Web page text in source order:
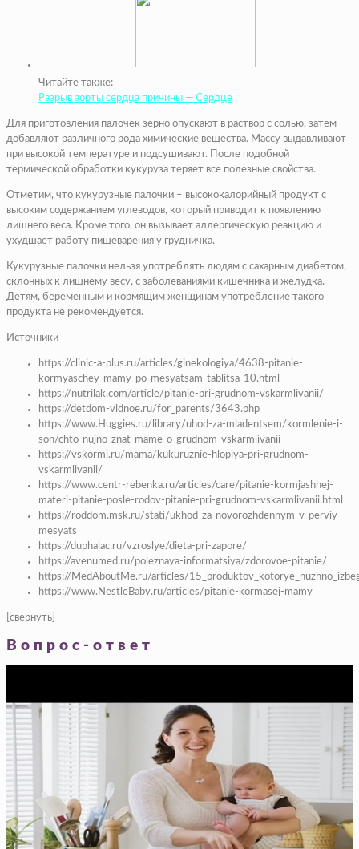
Читайте также:
Разрыв аорты сердца причины — Сердце
Для приготовления палочек зерно опускают в раствор с солью, затем
добавляют различного рода химические вещества. Массу выдавливают
при высокой температуре и подсушивают. После подобной
термической обработки кукуруза теряет все полезные свойства.
Отметим, что кукурузные палочки – высококалорийный продукт с
высоким содержанием углеводов, который приводит к появлению
лишнего веса. Кроме того, он вызывает аллергическую реакцию и
ухудшает работу пищеварения у грудничка.
Кукурузные палочки нельзя употреблять людям с сахарным диабетом,
склонных к лишнему весу, с заболеваниями кишечника и желудка.
Детям, беременным и кормящим женщинам употребление такого
продукта не рекомендуется.
Источники
https://clinic-a-plus.ru/articles/ginekologiya/4638-pitanie-
kormyaschey-mamy-po-mesyatsam-tablitsa-10.html
https://nutrilak.com/article/pitanie-pri-grudnom-vskarmlivanii/
https://detdom-vidnoe.ru/for_parents/3643.php
https://www.Huggies.ru/library/uhod-za-mladentsem/kormlenie-i-
son/chto-nujno-znat-mame-o-grudnom-vskarmlivanii
https://vskormi.ru/mama/kukuruznie-hlopiya-pri-grudnom-
vskarmlivanii/
https://www.centr-rebenka.ru/articles/care/pitanie-kormjashhej-
materi-pitanie-posle-rodov-pitanie-pri-grudnom-vskarmlivanii.html
https://roddom.msk.ru/stati/ukhod-za-novorozhdennym-v-perviy-
mesyats
https://duphalac.ru/vzroslye/dieta-pri-zapore/
https://avenumed.ru/poleznaya-informatsiya/zdorovoe-pitanie/
https://MedAboutMe.ru/articles/
https://www.NestleBaby.ru/articles/pitanie-kormasej-mamy
[свернуть]
Вопрос-ответ